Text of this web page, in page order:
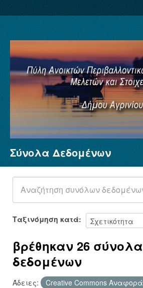
Σύνολα Δεδομένων
Φορείς
Ομάδες
Σχετικά
Σύνολα Δεδομένων
Ταξινόμηση κατά
βρέθηκαν 26 σύνολα
δεδομένων
Άδειες: Creative Commons Αναφορά